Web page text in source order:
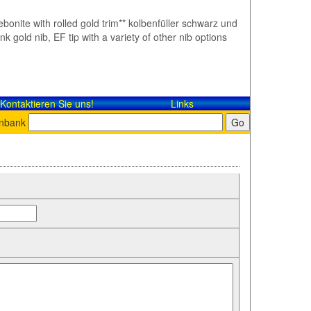
with rolled gold trim** kolbenfüller schwarz und
gold nib, EF tip with a variety of other nib options
Kontaktieren Sie uns!
Links